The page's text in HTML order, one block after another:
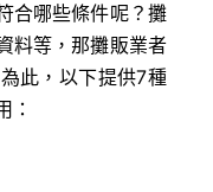
合哪些條件呢？攤
料等，那攤販業者
此，以下提供7種
：